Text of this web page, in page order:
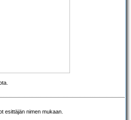
esittäjän nimen mukaan.